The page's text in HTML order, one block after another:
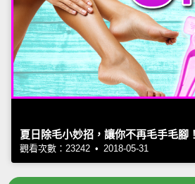
夏日除毛小妙招，讓你不再毛手毛腳！
觀看次數：23242 • 2018-05-31